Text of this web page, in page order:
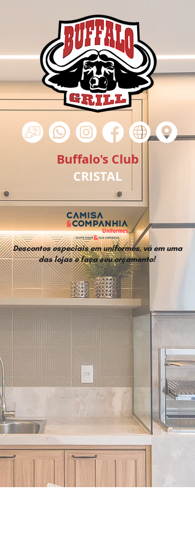
Buffalo's Club
CRISTAL
Descontos especiais em uniformes, vá em uma
das lojas e faça seu orçamento!